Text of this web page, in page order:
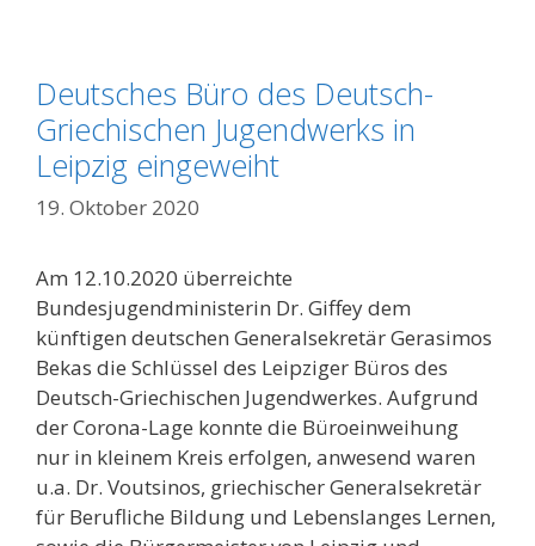
Deutsches Büro des Deutsch-
Griechischen Jugendwerks in
Leipzig eingeweiht
19. Oktober 2020
Am 12.10.2020 überreichte
Bundesjugendministerin Dr. Giffey dem
künftigen deutschen Generalsekretär Gerasimos
Bekas die Schlüssel des Leipziger Büros des
Deutsch-Griechischen Jugendwerkes. Aufgrund
der Corona-Lage konnte die Büroeinweihung
nur in kleinem Kreis erfolgen, anwesend waren
u.a. Dr. Voutsinos, griechischer Generalsekretär
für Berufliche Bildung und Lebenslanges Lernen,